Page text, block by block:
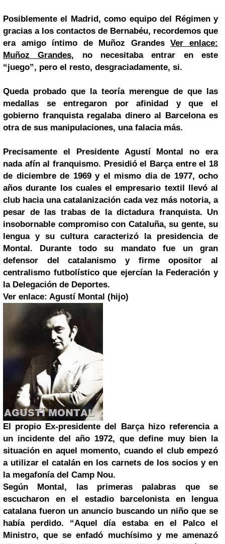
Posiblemente el Madrid, como equipo del Régimen y
gracias a los contactos de Bernabéu, recordemos que
era amigo íntimo de Muñoz GrandesVer enlace:
Muñoz Grandes, no necesitaba entrar en este
“juego”, pero el resto, desgraciadamente, si.
Queda probado que la teoría merengue de que las
medallas se entregaron por afinidad y que el
gobierno franquista regalaba dinero al Barcelona es
otra de sus manipulaciones, una falacia más.
Precisamente el Presidente Agustí Montal no era
nada afín al franquismo. Presidió el Barça entre el 18
de diciembre de 1969 y el mismo dia de 1977, ocho
años durante los cuales el empresario textil llevó al
club hacia una catalanización cada vez más notoria, a
pesar de las trabas de la dictadura franquista. Un
insobornable compromiso con Cataluña, su gente, su
lengua y su cultura caracterizó la presidencia de
Montal. Durante todo su mandato fue un gran
defensor del catalanismo y firme opositor al
centralismo futbolístico que ejercían la Federación y
la Delegación de Deportes.
Ver enlace: Agustí Montal (hijo)
El propio Ex-presidente del Barça hizo referencia a
un incidente del año 1972, que define muy bien la
situación en aquel momento, cuando el club empezó
a utilizar el catalán en los carnets de los socios y en
la megafonía del Camp Nou.
Según Montal, las primeras palabras que se
escucharon en el estadio barcelonista en lengua
catalana fueron un anuncio buscando un niño que se
había perdido. “Aquel día estaba en el Palco el
Ministro, que se enfadó muchísimo y me amenazó